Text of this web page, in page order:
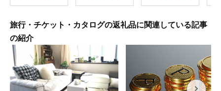
県
旅行・チケット・カタログの返礼品に関連している記事
の紹介